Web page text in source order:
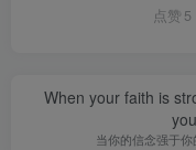
点赞 5
When your faith is
当你的信念强于